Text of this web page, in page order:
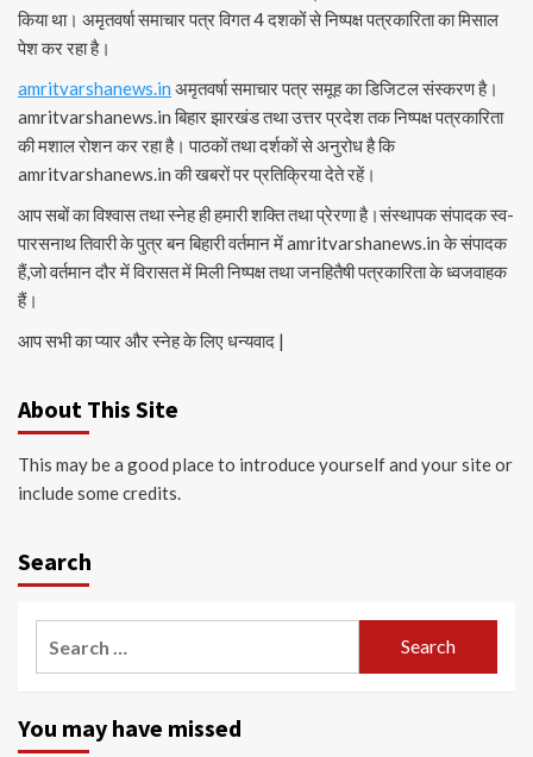
किया था। अमृतवर्षा समाचार पत्र विगत 4 दशकों से निष्पक्ष पत्रकारिता का मिसाल
पेश कर रहा है।
amritvarshanews.in अमृतवर्षा समाचार पत्र समूह का डिजिटल संस्करण है।
amritvarshanews.in बिहार झारखंड तथा उत्तर प्रदेश तक निष्पक्ष पत्रकारिता
की मशाल रोशन कर रहा है। पाठकों तथा दर्शकों से अनुरोध है कि
amritvarshanews.in की खबरों पर प्रतिक्रिया देते रहें।
आप सबों का विश्वास तथा स्नेह ही हमारी शक्ति तथा प्रेरणा है।संस्थापक संपादक स्व-
पारसनाथ तिवारी के पुत्र बन बिहारी वर्तमान में amritvarshanews.in के संपादक
हैं,जो वर्तमान दौर में विरासत में मिली निष्पक्ष तथा जनहितैषी पत्रकारिता के ध्वजवाहक
हैं।
आप सभी का प्यार और स्नेह के लिए धन्यवाद |
About This Site
This may be a good place to introduce yourself and your site or
include some credits.
Search
You may have missed